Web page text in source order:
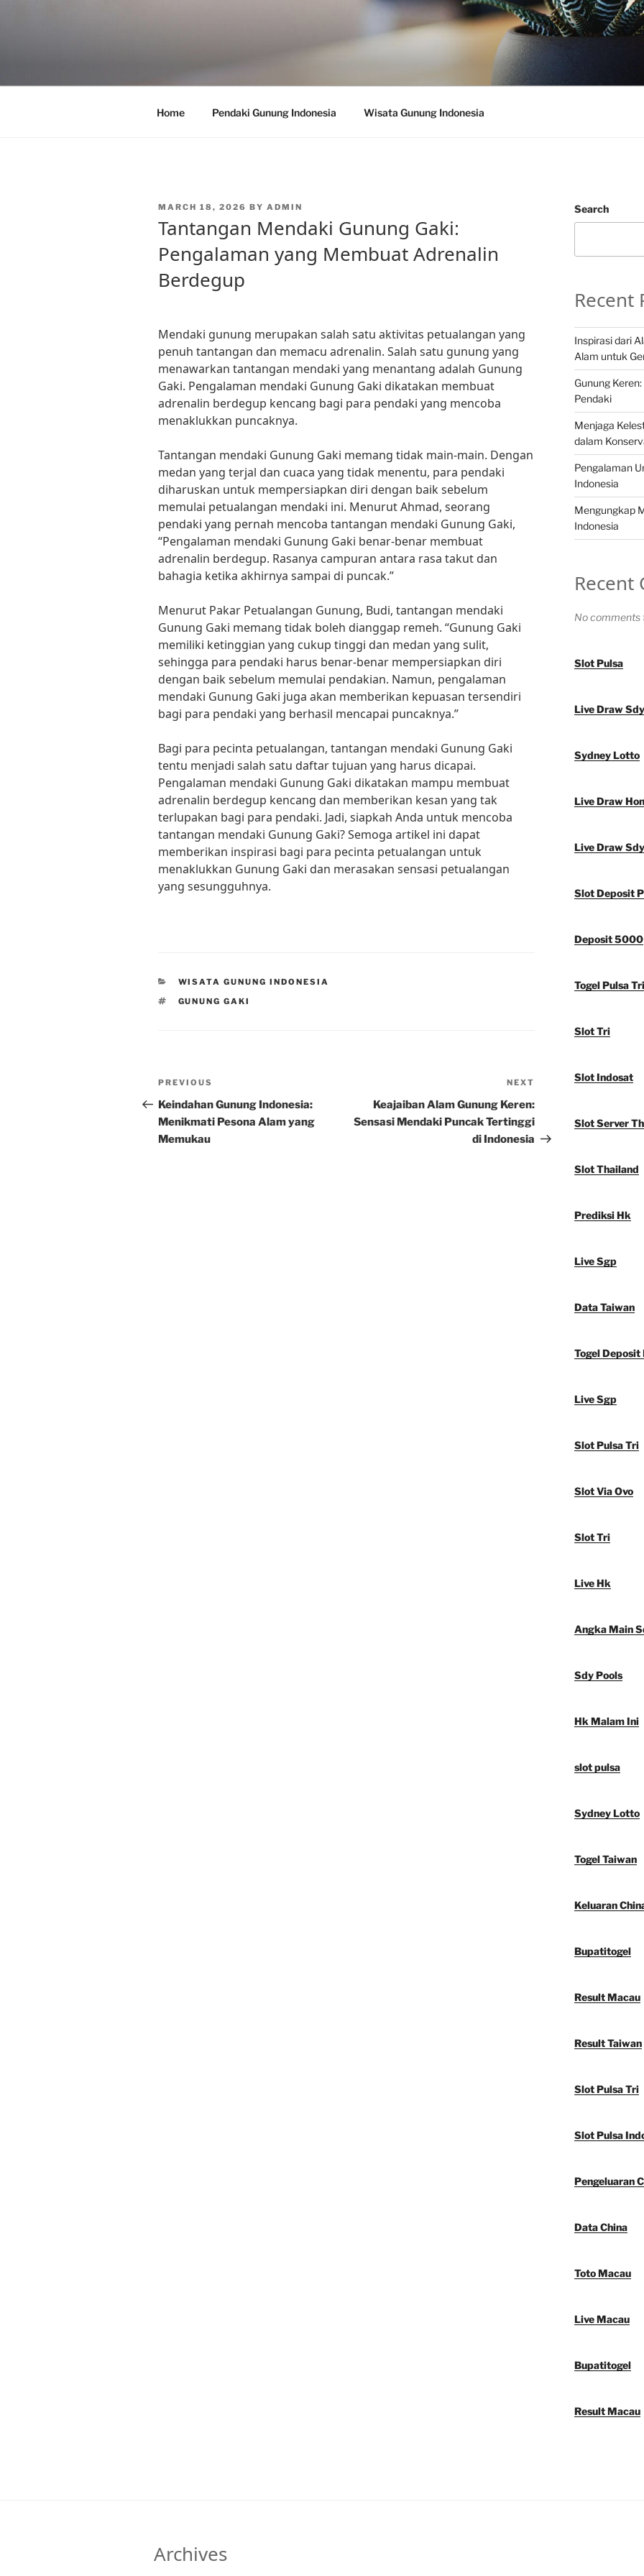
Home Pendaki Gunung Indonesia Wisata Gunung Indonesia
POSTED
MARCH 18, 2026 BY ADMIN
Tantangan Mendaki Gunung Gaki:
Pengalaman yang Membuat Adrenalin
Berdegup
Mendaki gunung merupakan salah satu aktivitas petualangan yang
penuh tantangan dan memacu adrenalin. Salah satu gunung yang
menawarkan tantangan mendaki yang menantang adalah Gunung
Gaki. Pengalaman mendaki Gunung Gaki dikatakan membuat
adrenalin berdegup kencang bagi para pendaki yang mencoba
menaklukkan puncaknya.
Tantangan mendaki Gunung Gaki memang tidak main-main. Dengan
medan yang terjal dan cuaca yang tidak menentu, para pendaki
diharuskan untuk mempersiapkan diri dengan baik sebelum
memulai petualangan mendaki ini. Menurut Ahmad, seorang
pendaki yang pernah mencoba tantangan mendaki Gunung Gaki,
“Pengalaman mendaki Gunung Gaki benar-benar membuat
adrenalin berdegup. Rasanya campuran antara rasa takut dan
bahagia ketika akhirnya sampai di puncak.”
Menurut Pakar Petualangan Gunung, Budi, tantangan mendaki
Gunung Gaki memang tidak boleh dianggap remeh. “Gunung Gaki
memiliki ketinggian yang cukup tinggi dan medan yang sulit,
sehingga para pendaki harus benar-benar mempersiapkan diri
dengan baik sebelum memulai pendakian. Namun, pengalaman
mendaki Gunung Gaki juga akan memberikan kepuasan tersendiri
bagi para pendaki yang berhasil mencapai puncaknya.”
Bagi para pecinta petualangan, tantangan mendaki Gunung Gaki
tentu menjadi salah satu daftar tujuan yang harus dicapai.
Pengalaman mendaki Gunung Gaki dikatakan mampu membuat
adrenalin berdegup kencang dan memberikan kesan yang tak
terlupakan bagi para pendaki. Jadi, siapkah Anda untuk mencoba
tantangan mendaki Gunung Gaki? Semoga artikel ini dapat
memberikan inspirasi bagi para pecinta petualangan untuk
menaklukkan Gunung Gaki dan merasakan sensasi petualangan
yang sesungguhnya.
CATEGORIES
WISATA GUNUNG INDONESIA
TAGS
GUNUNG GAKI
Post
navigation
Previous
Post
PREVIOUS
Keindahan Gunung Indonesia:
Menikmati Pesona Alam yang
Memukau
Post
NEXT
Keajaiban Alam Gunung Keren:
Sensasi Mendaki Puncak Tertinggi
di Indonesia
Search
Recent
Inspirasi dari
Alam untuk
Gunung
Pendaki
Menjaga
dalam
Pengalaman
Indonesia
Mengungkap
Indonesia
Recent
No comments
Slot Pulsa
Live Draw Sdy
Sydney Lotto
Live Draw
Live Draw Sdy
Slot Deposit
Deposit 5000
Togel Pulsa Tri
Slot Tri
Slot Indosat
Slot Server
Slot Thailand
Prediksi Hk
Live Sgp
Data Taiwan
Togel Deposit
Live Sgp
Slot Pulsa Tri
Slot Via Ovo
Slot Tri
Live Hk
Angka Main
Sdy Pools
Hk Malam Ini
slot pulsa
Sydney Lotto
Togel Taiwan
Keluaran
Bupatitogel
Result Macau
Result Taiwan
Slot Pulsa Tri
Slot Pulsa
Pengeluaran
Data China
Toto Macau
Live Macau
Bupatitogel
Result Macau
Archives